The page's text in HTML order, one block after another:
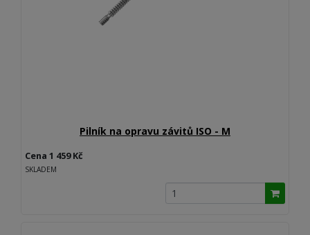
Pilník na opravu závitů ISO - M
Cena 1 459 Kč
SKLADEM